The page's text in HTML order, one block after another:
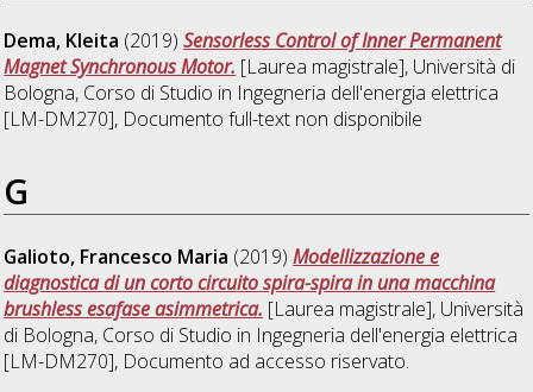
Dema, Kleita (2019)Sensorless Control of Inner Permanent
Magnet Synchronous Motor. [Laurea magistrale], Università di
Bologna, Corso di Studio in Ingegneria dell'energia elettrica
[LM-DM270], Documento full-text non disponibile
G
Galioto, Francesco Maria (2019)Modellizzazione e
diagnostica di un corto circuito spira-spira in una macchina
brushless esafase asimmetrica. [Laurea magistrale], Università
di Bologna, Corso di Studio in Ingegneria dell'energia elettrica
[LM-DM270], Documento ad accesso riservato.